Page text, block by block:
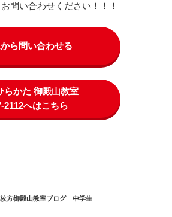
問い合わせください！！！
ら問い合わせる
らかた 御殿山教室
2112へはこちら
カ
枚方御殿山教室ブログ、 中学生